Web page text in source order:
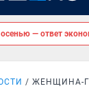
— ответ
ЖЕНЩИНА-